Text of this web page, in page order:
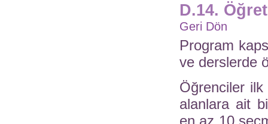
D.14.
Geri Dön
Program
ve derslerde
Öğrenciler
alanlara ait